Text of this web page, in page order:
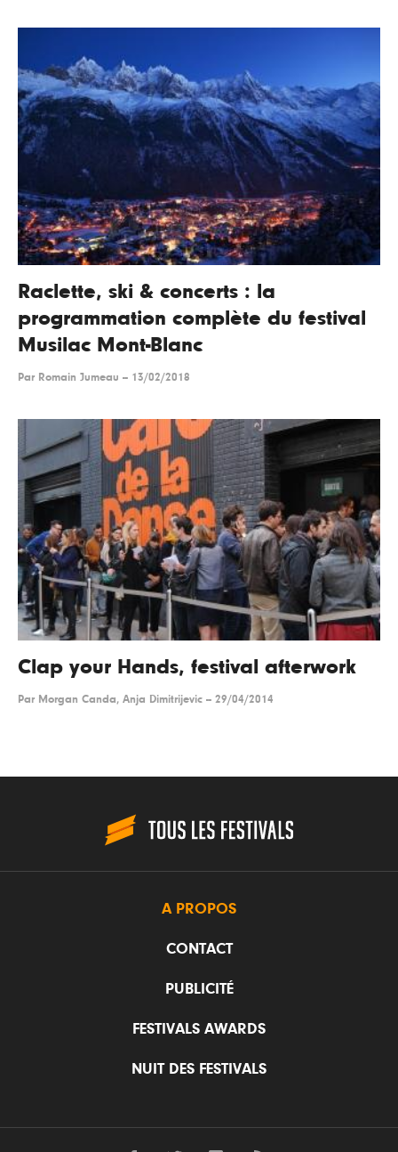
Raclette, ski & concerts : la
programmation complète du festival
Musilac Mont-Blanc
Par Romain Jumeau -- 13/02/2018
Clap your Hands, festival afterwork
Par Morgan Canda, Anja Dimitrijevic -- 29/04/2014
A PROPOS
CONTACT
PUBLICITÉ
FESTIVALS AWARDS
NUIT DES FESTIVALS